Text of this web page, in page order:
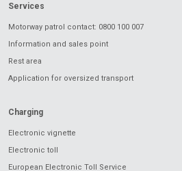
Services
Motorway patrol contact: 0800 100 007
Information and sales point
Rest area
Application for oversized transport
Charging
Electronic vignette
Electronic toll
European Electronic Toll Service